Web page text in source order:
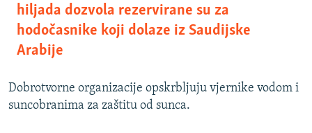
hiljada dozvola rezervirane su za
hodočasnike koji dolaze iz Saudijske
Arabije
Dobrotvorne organizacije opskrbljuju vjernike vodom i
suncobranima za zaštitu od sunca.